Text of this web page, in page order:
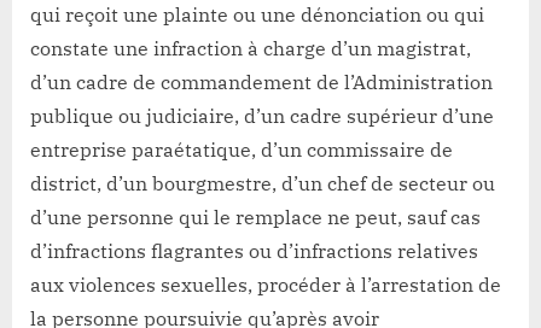
qui reçoit une plainte ou une dénonciation ou qui
constate une infraction à charge d’un magistrat,
d’un cadre de commandement de l’Administration
publique ou judiciaire, d’un cadre supérieur d’une
entreprise paraétatique, d’un commissaire de
district, d’un bourgmestre, d’un chef de secteur ou
d’une personne qui le remplace ne peut, sauf cas
d’infractions flagrantes ou d’infractions relatives
aux violences sexuelles, procéder à l’arrestation de
la personne poursuivie qu’après avoir